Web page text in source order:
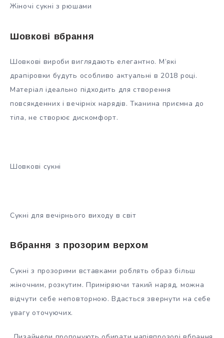
Жіночі сукні з рюшами
Шовкові вбрання
Шовкові вироби виглядають елегантно. М’які
драпіровки будуть особливо актуальні в 2018 році.
Матеріал ідеально підходить для створення
повсякденних і вечірніх нарядів. Тканина приємна до
тіла, не створює дискомфорт.
Шовкові сукні
Сукні для вечірнього виходу в світ
Вбрання з прозорим верхом
Сукні з прозорими вставками роблять образ більш
жіночним, розкутим. Приміряючи такий наряд, можна
відчути себе неповторною. Вдасться звернути на себе
увагу оточуючих.